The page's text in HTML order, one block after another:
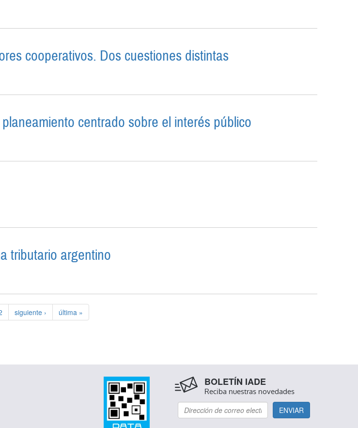
cooperativos. Dos cuestiones distintas
centrado sobre el interés público
tributario argentino
siguiente › última »
BOLETÍN IADE
Reciba nuestras novedades
ENVIAR